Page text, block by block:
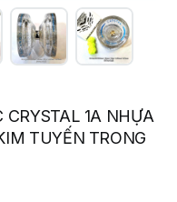
CRYSTAL 1A NHỰA
TUYẾN TRONG